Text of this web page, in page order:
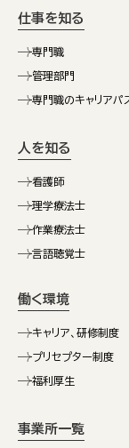
仕事を知る
専門職
管理部門
専門職のキャリアパ
人を知る
看護師
理学療法士
作業療法士
言語聴覚士
働く環境
キャリア、研修制度
プリセプター制度
福利厚生
事業所一覧